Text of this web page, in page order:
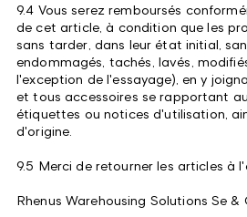
9.4 Vous serez remboursés
de cet article, à condition que les
sans tarder, dans leur état initial,
endommagés, tachés, lavés,
l'exception de l'essayage), en y
et tous accessoires se rapportant
étiquettes ou notices d'utilisation,
d'origine.
9.5 Merci de retourner les articles à
Rhenus Warehousing Solutions Se &